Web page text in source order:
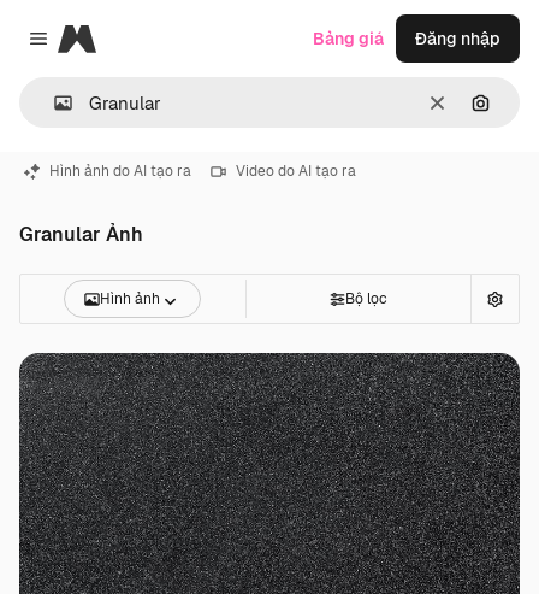
Close menu
Magnific
ThôngTìm
Bảng giá Đăng nhập
Hình ảnh do AI tạo ra Video do AI tạo ra
Granular Ảnh
Hình ảnh Bộ lọc